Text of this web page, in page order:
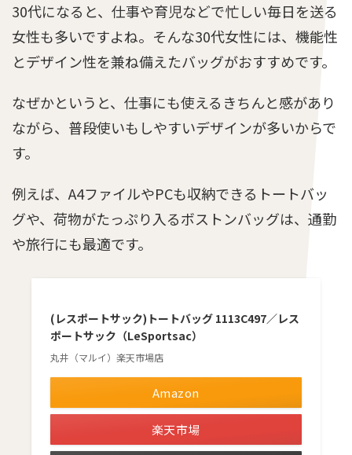
30代になると、仕事や育児などで忙しい毎日を送る
女性も多いですよね。そんな30代女性には、機能性
とデザイン性を兼ね備えたバッグがおすすめです。
なぜかというと、仕事にも使えるきちんと感があり
ながら、普段使いもしやすいデザインが多いからで
す。
例えば、A4ファイルやPCも収納できるトートバッ
グや、荷物がたっぷり入るボストンバッグは、通勤
や旅行にも最適です。
(レスポートサック)トートバッグ 1113C497／レス
ポートサック（LeSportsac）
丸井（マルイ）楽天市場店
Amazon
楽天市場